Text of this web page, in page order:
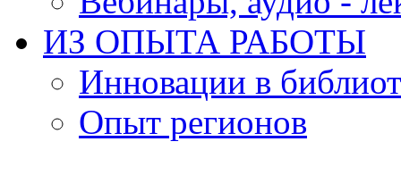
ИЗ ОПЫТА РАБОТЫ
Инновации в
Опыт регионов